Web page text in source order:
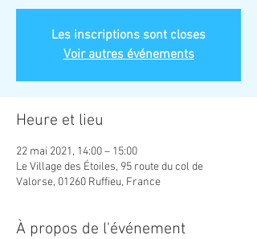
Les inscriptions sont closes
Voir autres événements
Heure et lieu
22 mai 2021, 14:00 – 15:00
Le Village des Étoiles, 95 route du col de
Valorse, 01260 Ruffieu, France
À propos de l'événement